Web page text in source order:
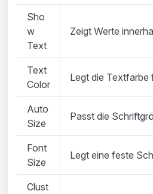
Sho
w
Text
Zeigt Werte
Text
Color
Legt die Textfarbe
Auto
Size
Passt die
Font
Size
Legt eine feste
Clust